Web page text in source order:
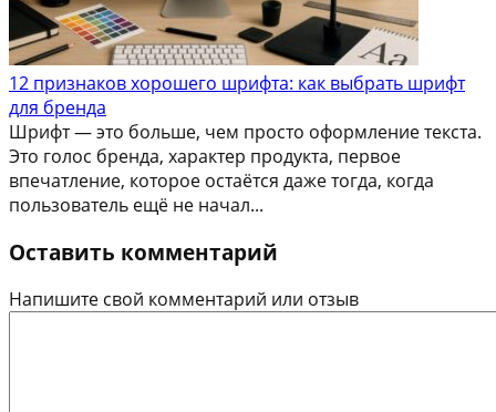
12 признаков хорошего шрифта: как выбрать шрифт
для бренда
Шрифт — это больше, чем просто оформление текста.
Это голос бренда, характер продукта, первое
впечатление, которое остаётся даже тогда, когда
пользователь ещё не начал...
Оставить комментарий
Напишите свой комментарий или отзыв